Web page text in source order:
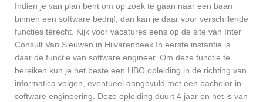
Indien je van plan bent om op zoek te gaan naar een baan
binnen een software bedrijf, dan kan je daar voor verschillende
functies terecht. Kijk voor vacatures eens op de site van Inter
Consult Van Sleuwen in Hilvarenbeek In eerste instantie is
daar de functie van software engineer. Om deze functie te
bereiken kun je het beste een HBO opleiding in de richting van
informatica volgen, eventueel aangevuld met een bachelor in
software engineering. Deze opleiding duurt 4 jaar en het is van